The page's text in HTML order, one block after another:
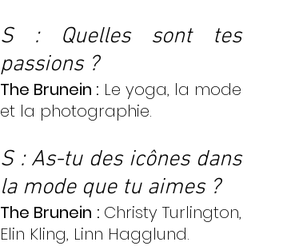
S : Quelles sont tes
passions ?
The Brunein : Le yoga, la mode
et la photographie.
S : As-tu des icônes dans
la mode que tu aimes ?
The Brunein : Christy Turlington,
Elin Kling, Linn Hagglund.